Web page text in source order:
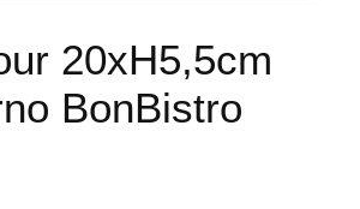
20xH5,5cm
BonBistro